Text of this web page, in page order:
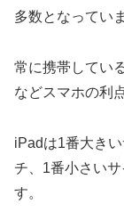
多数となってい
常に携帯してい
などスマホの利
iPadは1番大き
チ、1番小さい
す。